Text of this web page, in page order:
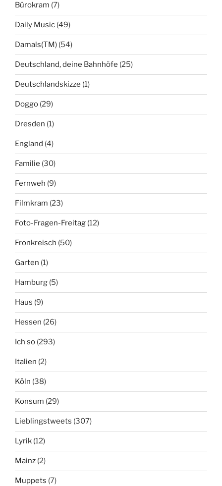
Bürokram (7)
Daily Music (49)
Damals(TM) (54)
Deutschland, deine Bahnhöfe (25)
Deutschlandskizze (1)
Doggo (29)
Dresden (1)
England (4)
Familie (30)
Fernweh (9)
Filmkram (23)
Foto-Fragen-Freitag (12)
Fronkreisch (50)
Garten (1)
Hamburg (5)
Haus (9)
Hessen (26)
Ich so (293)
Italien (2)
Köln (38)
Konsum (29)
Lieblingstweets (307)
Lyrik (12)
Mainz (2)
Muppets (7)